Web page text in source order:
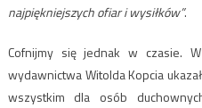
najpiękniejszych ofiar i wysiłków”.
Cofnijmy się jednak w czasie.
wydawnictwa Witolda Kopcia
wszystkim dla osób